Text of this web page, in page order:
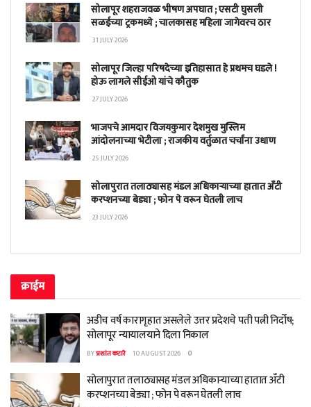
सोलापूर शहराजवळ भीषण अपघात ; एसटी घुसली
सळईच्या ट्रकमध्ये ; चालकासह महिला जागेवरच ठार
31 JULY 2026
सोलापूर जिल्हा परिषदेच्या इतिहासात हे प्रथमच घडले !
होऊ लागले सीईओ यांचे कौतुक
27 JULY 2026
भाजपचे आमदार विजयकुमार देशमुख मुस्लिम
आंदोलनाच्या भेटीला ; राजकीय वर्तुळात चर्चांना उधाण
25 JULY 2026
सोलापुरात तलाठ्यासह मंडल अधिकाऱ्याच्या हातात अँटी
करप्शनच्या बेड्या ; फोन पे वरून घेतली लाच
23 JULY 2026
क्राईम
अडीच वर्ष कारागृहात असलेले उत्तर प्रदेशचे पती पत्नी निर्दोष;
सोलापूर न्यायालयाने दिला निकाल
BYप्रशांत कटारे 10 AUGUST 2026 0
सोलापुरात तलाठ्यासह मंडल अधिकाऱ्याच्या हातात अँटी
करप्शनच्या बेड्या ; फोन पे वरून घेतली लाच